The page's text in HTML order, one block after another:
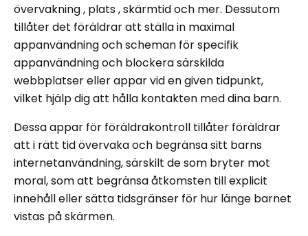
övervakning , plats , skärmtid och mer. Dessutom
tillåter det föräldrar att ställa in maximal
appanvändning och scheman för specifik
appanvändning och blockera särskilda
webbplatser eller appar vid en given tidpunkt,
vilket hjälp dig att hålla kontakten med dina barn.
Dessa appar för föräldrakontroll tillåter föräldrar
att i rätt tid övervaka och begränsa sitt barns
internetanvändning, särskilt de som bryter mot
moral, som att begränsa åtkomsten till explicit
innehåll eller sätta tidsgränser för hur länge barnet
vistas på skärmen.